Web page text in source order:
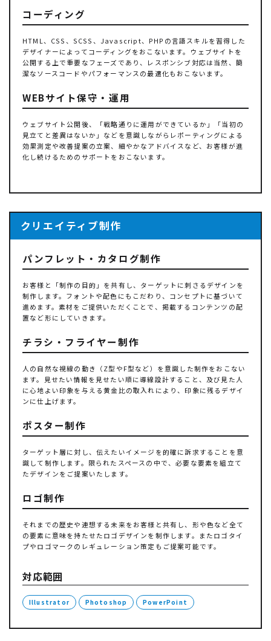
コーディング
HTML、CSS、SCSS、Javascript、PHPの言語スキルを習得した
デザイナーによってコーディングをおこないます。ウェブサイトを
公開する上で重要なフェーズであり、レスポンシブ対応は当然、簡
潔なソースコードやパフォーマンスの最適化もおこないます。
WEBサイト保守・運用
ウェブサイト公開後、「戦略通りに運用ができているか」「当初の
見立てと差異はないか」などを意識しながらレポーティングによる
効果測定や改善提案の立案、細やかなアドバイスなど、お客様が進
化し続けるためのサポートをおこないます。
クリエイティブ制作
パンフレット・カタログ制作
お客様と「制作の目的」を共有し、ターゲットに刺さるデザインを
制作します。フォントや配色にもこだわり、コンセプトに基づいて
進めます。素材をご提供いただくことで、掲載するコンテンツの配
置など形にしていきます。
チラシ・フライヤー制作
人の自然な視線の動き（Z型やF型など）を意識した制作をおこない
ます。見せたい情報を見せたい順に導線設計すること、及び見た人
に心地よい印象を与える黄金比の取入れにより、印象に残るデザイ
ンに仕上げます。
ポスター制作
ターゲット層に対し、伝えたいイメージを的確に訴求することを意
識して制作します。限られたスペースの中で、必要な要素を組立て
たデザインをご提案いたします。
ロゴ制作
それまでの歴史や連想する未来をお客様と共有し、形や色など全て
の要素に意味を持たせたロゴデザインを制作します。またロゴタイ
プやロゴマークのレギュレーション策定もご提案可能です。
対応範囲
Illustrator Photoshop PowerPoint